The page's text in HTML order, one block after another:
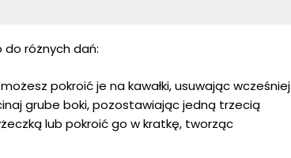
do różnych dań:
pokroić je na kawałki, usuwając wcześniej
grube boki, pozostawiając jedną trzecią
lub pokroić go w kratkę, tworząc